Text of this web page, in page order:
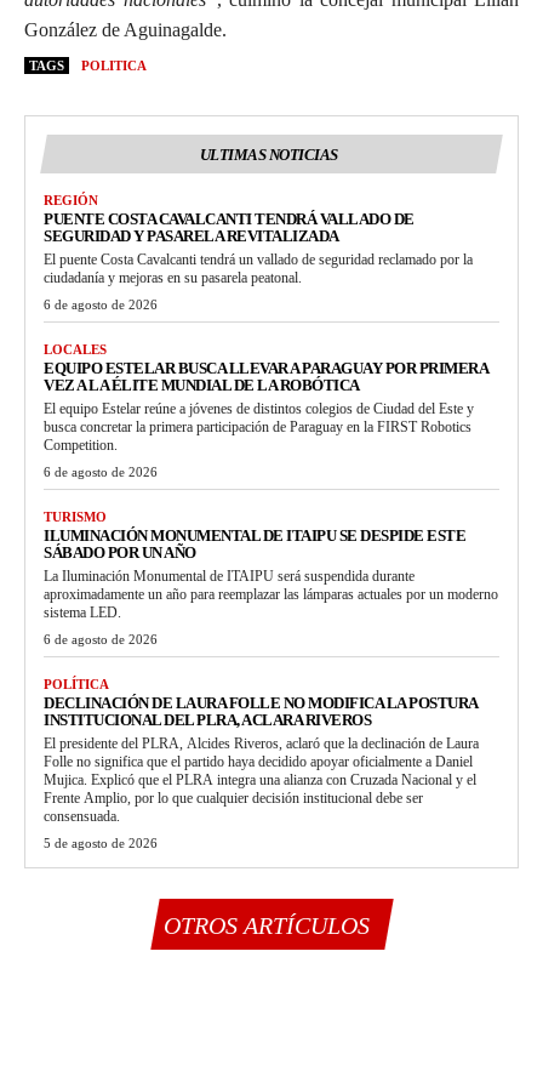
González de Aguinagalde.
TAGS POLITICA
ULTIMAS NOTICIAS
REGIÓN
PUENTE COSTA CAVALCANTI TENDRÁ VALLADO DE
SEGURIDAD Y PASARELA REVITALIZADA
El puente Costa Cavalcanti tendrá un vallado de seguridad reclamado por la
ciudadanía y mejoras en su pasarela peatonal.
6 de agosto de 2026
LOCALES
EQUIPO ESTELAR BUSCA LLEVAR A PARAGUAY POR PRIMERA
VEZ A LA ÉLITE MUNDIAL DE LA ROBÓTICA
El equipo Estelar reúne a jóvenes de distintos colegios de Ciudad del Este y
busca concretar la primera participación de Paraguay en la FIRST Robotics
Competition.
6 de agosto de 2026
TURISMO
ILUMINACIÓN MONUMENTAL DE ITAIPU SE DESPIDE ESTE
SÁBADO POR UN AÑO
La Iluminación Monumental de ITAIPU será suspendida durante
aproximadamente un año para reemplazar las lámparas actuales por un moderno
sistema LED.
6 de agosto de 2026
POLÍTICA
DECLINACIÓN DE LAURA FOLLE NO MODIFICA LA POSTURA
INSTITUCIONAL DEL PLRA, ACLARA RIVEROS
El presidente del PLRA, Alcides Riveros, aclaró que la declinación de Laura
Folle no significa que el partido haya decidido apoyar oficialmente a Daniel
Mujica. Explicó que el PLRA integra una alianza con Cruzada Nacional y el
Frente Amplio, por lo que cualquier decisión institucional debe ser
consensuada.
5 de agosto de 2026
OTROS ARTÍCULOS